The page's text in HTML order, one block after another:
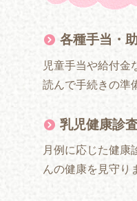
各種手当・
児童手当や給付金
読んで手続きの準
乳児健康診
月例に応じた健康
んの健康を見守り